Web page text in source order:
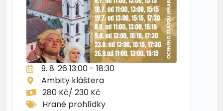
9. 8. 26 13:00 - 18:30
Ambity kláštera
280 Kč/ 230 Kč
Hrané prohlídky